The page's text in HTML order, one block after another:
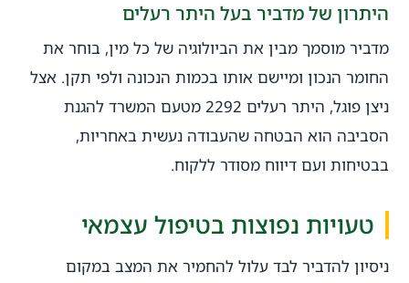
היתרון של מדביר בעל היתר רעלים
מדביר מוסמך מבין את הביולוגיה של כל מין, בוחר את
החומר הנכון ומיישם אותו בכמות הנכונה ולפי תקן. אצל
ניצן פוגל, היתר רעלים 2292 מטעם המשרד להגנת
הסביבה הוא הבטחה שהעבודה נעשית באחריות,
בבטיחות ועם דיווח מסודר ללקוח.
טעויות נפוצות בטיפול עצמאי
ניסיון להדביר לבד עלול להחמיר את המצב במקום